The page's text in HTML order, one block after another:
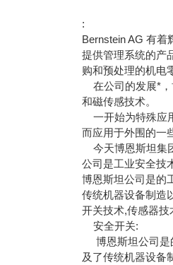
:
Bernstein AG 有
提供管理系统的产
购和预处理的机电
在公司的发展*，
和磁传感技术。
一开始为特殊应
而应用于外围的一
今天博恩斯坦集
公司是工业安全技
博恩斯坦公司是的
传统机器设备制造
开关技术,传感器
安全开关:
博恩斯坦公司是
及了传统机器设备